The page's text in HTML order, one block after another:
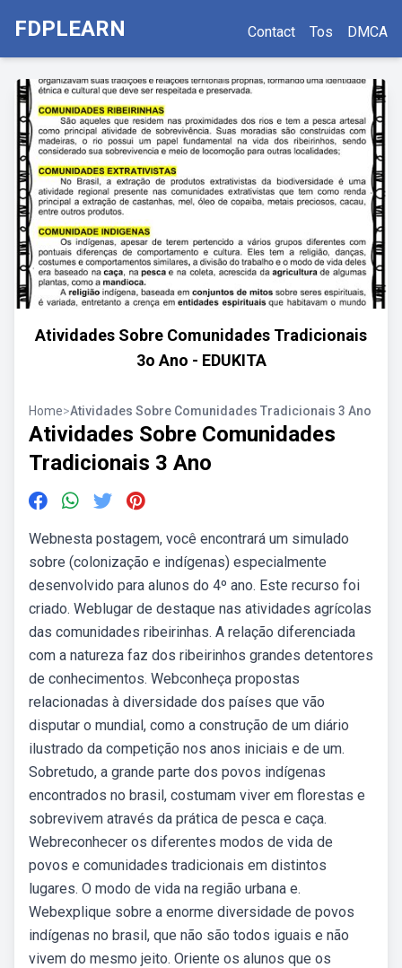
FDPLEARN Contact Tos DMCA
Atividades Sobre Comunidades Tradicionais
3o Ano - EDUKITA
Home>Atividades Sobre Comunidades Tradicionais 3 Ano
Atividades Sobre Comunidades
Tradicionais 3 Ano
Webnesta postagem, você encontrará um simulado
sobre (colonização e indígenas) especialmente
desenvolvido para alunos do 4º ano. Este recurso foi
criado. Weblugar de destaque nas atividades agrícolas
das comunidades ribeirinhas. A relação diferenciada
com a natureza faz dos ribeirinhos grandes detentores
de conhecimentos. Webconheça propostas
relacionadas à diversidade dos países que vão
disputar o mundial, como a construção de um diário
ilustrado da competição nos anos iniciais e de um.
Sobretudo, a grande parte dos povos indígenas
encontrados no brasil, costumam viver em florestas e
sobrevivem através da prática de pesca e caça.
Webreconhecer os diferentes modos de vida de
povos e comunidades tradicionais em distintos
lugares. O modo de vida na região urbana e.
Webexplique sobre a enorme diversidade de povos
indígenas no brasil, que não são todos iguais e não
vivem do mesmo jeito. Oriente os alunos que os